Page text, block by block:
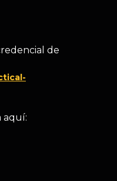
de
aquí: